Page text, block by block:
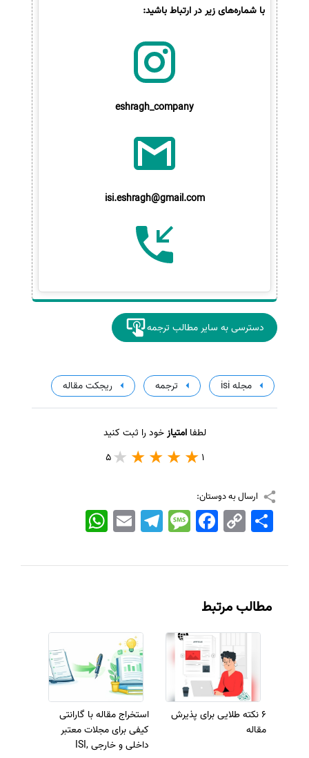
با شماره‌های زیر در ارتباط باشید:
eshragh_company
isi.eshragh@gmail.com
دسترسی به سایر مطالب ترجمه
مجله isi ترجمه ریجکت مقاله
لطفاامتیاز خود را ثبت کنید
1
5
ارسال به دوستان:
WhatsApp EmailTelegramMessageFacebook Copy
Link
اشتراک
مطالب مرتبط
6 نکته طلایی برای پذیرش
مقاله
استخراج مقاله با گارانتی
کیفی برای مجلات معتبر
داخلی و خارجی ISI,